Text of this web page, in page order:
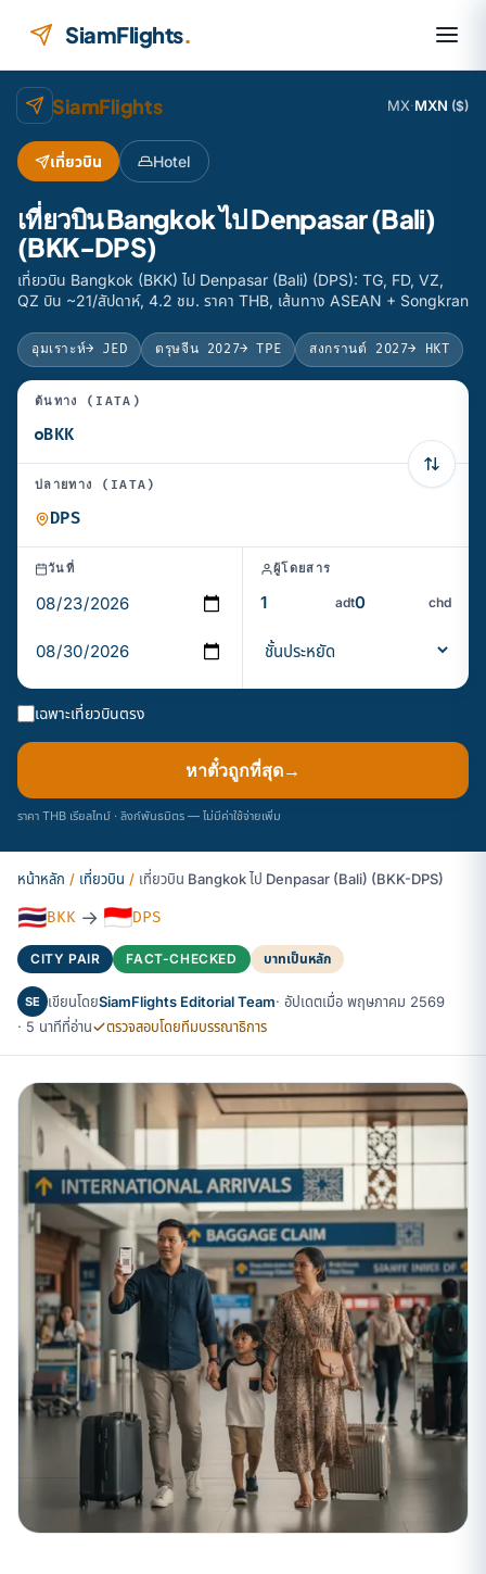
SiamFlights.
SiamFlights MX·MXN ($)
เที่ยวบิน Hotel
เที่ยวบิน Bangkok ไป Denpasar (Bali)
(BKK-DPS)
เที่ยวบิน Bangkok (BKK) ไป Denpasar (Bali) (DPS): TG, FD, VZ,
QZ บิน ~21/สัปดาห์, 4.2 ชม. ราคา THB, เส้นทาง ASEAN + Songkran
อุมเราะห์→ JED ตรุษจีน 2027→ TPE สงกรานต์ 2027→ HKT
ต้นทาง (IATA)
ปลายทาง (IATA)
วันที่ ผู้โดยสาร
adt chd
เฉพาะเที่ยวบินตรง
หาตั๋วถูกที่สุด→
ราคา THB เรียลไทม์ · ลิงก์พันธมิตร — ไม่มีค่าใช้จ่ายเพิ่ม
หน้าหลัก / เที่ยวบิน / เที่ยวบิน Bangkok ไป Denpasar (Bali) (BKK-DPS)
🇹🇭BKK → 🇮🇩DPS
CITY PAIR FACT-CHECKED บาทเป็นหลัก
SE เขียนโดยSiamFlights Editorial Team· อัปเดตเมื่อ พฤษภาคม 2569
· 5 นาทีที่อ่าน
ตรวจสอบโดยทีมบรรณาธิการ